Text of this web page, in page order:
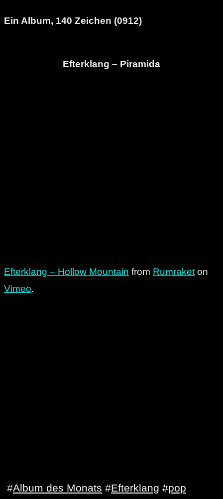
Ein Album, 140 Zeichen (0912)
Efterklang – Piramida
Efterklang – Hollow Mountain from Rumraket on
Vimeo.
#Album des Monats #Efterklang #pop